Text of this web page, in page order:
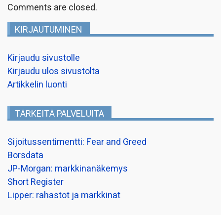
Comments are closed.
KIRJAUTUMINEN
Kirjaudu sivustolle
Kirjaudu ulos sivustolta
Artikkelin luonti
TÄRKEITÄ PALVELUITA
Sijoitussentimentti: Fear and Greed
Borsdata
JP-Morgan: markkinanäkemys
Short Register
Lipper: rahastot ja markkinat